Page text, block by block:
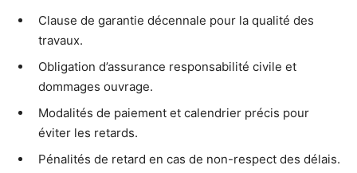
Clause de garantie décennale pour la qualité des
travaux.
Obligation d’assurance responsabilité civile et
dommages ouvrage.
Modalités de paiement et calendrier précis pour
éviter les retards.
Pénalités de retard en cas de non-respect des délais.